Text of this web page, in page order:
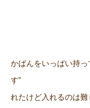
かばんをいっぱい持っ
す” こんな
れたけど入れるのは難